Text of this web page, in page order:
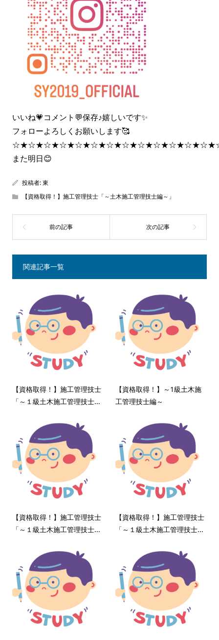
いいね💗コメント💬保存♪嬉しいです✨
フォローよろしくお願いします🥰
また明日😊
投稿者:東
【資格取得！】施工管理技士「～土木施工管理技士編～」
関連記事一覧
【資格取得！】施工管理技士
「～１級土木施工管理技士...
【資格取得！】～1級土木施
工管理技士編～
【資格取得！】施工管理技士
「～１級土木施工管理技士...
【資格取得！】施工管理技士
「～１級土木施工管理技士...